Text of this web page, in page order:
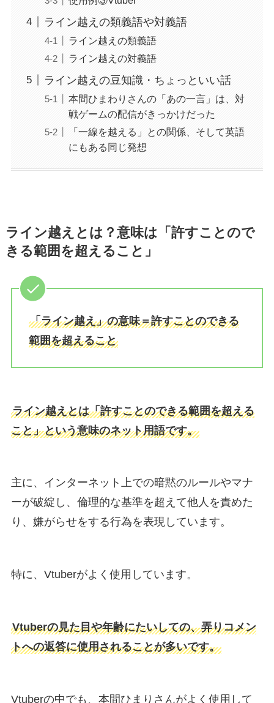
ライン越えの類義語や対義語
ライン越えの類義語
ライン越えの対義語
ライン越えの豆知識・ちょっといい話
本間ひまわりさんの「あの一言」は、対
戦ゲームの配信がきっかけだった
「一線を越える」との関係、そして英語
にもある同じ発想
ライン越えとは？意味は「許すことので
きる範囲を超えること」
「ライン越え」の意味＝許すことのできる
範囲を超えること
ライン越えとは「許すことのできる範囲を超える
こと」という意味のネット用語です。
主に、インターネット上での暗黙のルールやマナ
ーが破綻し、倫理的な基準を超えて他人を責めた
り、嫌がらせをする行為を表現しています。
特に、Vtuberがよく使用しています。
Vtuberの見た目や年齢にたいしての、弄りコメン
トへの返答に使用されることが多いです。
Vtuberの中でも、本間ひまりさんがよく使用して